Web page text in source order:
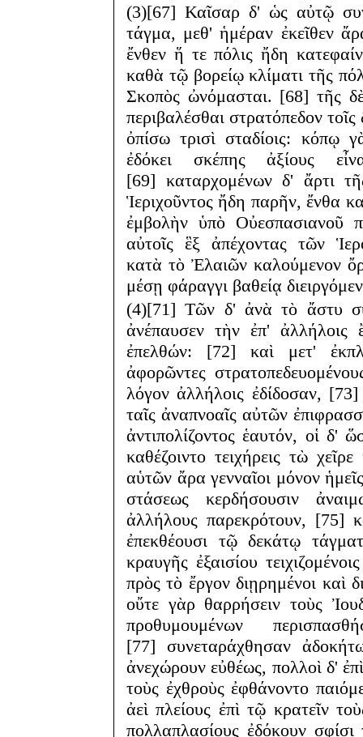
(3)[67] Καῖσαρ δ' ὡς αὐτῷ
τάγμα, μεθ' ἡμέραν ἐκεῖθεν
ἔνθεν ἥ τε πόλις ἤδη
καθὰ τῷ βορείῳ κλίματι τῆς
Σκοπὸς ὠνόμασται. [68] τῆς
περιβαλέσθαι στρατόπεδον
ὀπίσω τρισὶ σταδίοις: κόπῳ
ἐδόκει σκέπης ἀξίους
[69] καταρχομένων δ' ἄρτι
Ἱεριχοῦντος ἤδη παρῆν, ἔνθα
ἐμβολὴν ὑπὸ Οὐεσπασιανοῦ
αὐτοῖς ἓξ ἀπέχοντας τῶν
κατὰ τὸ Ἐλαιῶν καλούμενον
μέσῃ φάραγγι βαθείᾳ
(4)[71] Τῶν δ' ἀνὰ τὸ ἄστυ
ἀνέπαυσεν τὴν ἐπ' ἀλλήλοις
ἐπελθών: [72] καὶ μετ'
ἀφορῶντες
λόγον ἀλλήλοις ἐδίδοσαν, [73]
ταῖς ἀναπνοαῖς αὐτῶν
ἀντιπολίζοντος ἑαυτόν, οἱ δ'
καθέζοιντο τειχήρεις τὼ
αὑτῶν ἄρα γενναῖοι μόνον
στάσεως κερδήσουσιν
ἀλλήλους παρεκρότουν, [75]
ἐπεκθέουσι τῷ δεκάτῳ
κραυγῆς ἐξαισίου
πρὸς τὸ ἔργον διῃρημένοι καὶ
οὔτε γὰρ θαρρήσειν τοὺς
προθυμουμένων
[77] συνεταράχθησαν
ἀνεχώρουν εὐθέως, πολλοὶ δ'
τοὺς ἐχθροὺς ἐφθάνοντο
ἀεὶ πλείους ἐπὶ τῷ κρατεῖν
πολλαπλασίους ἐδόκουν σφίσι